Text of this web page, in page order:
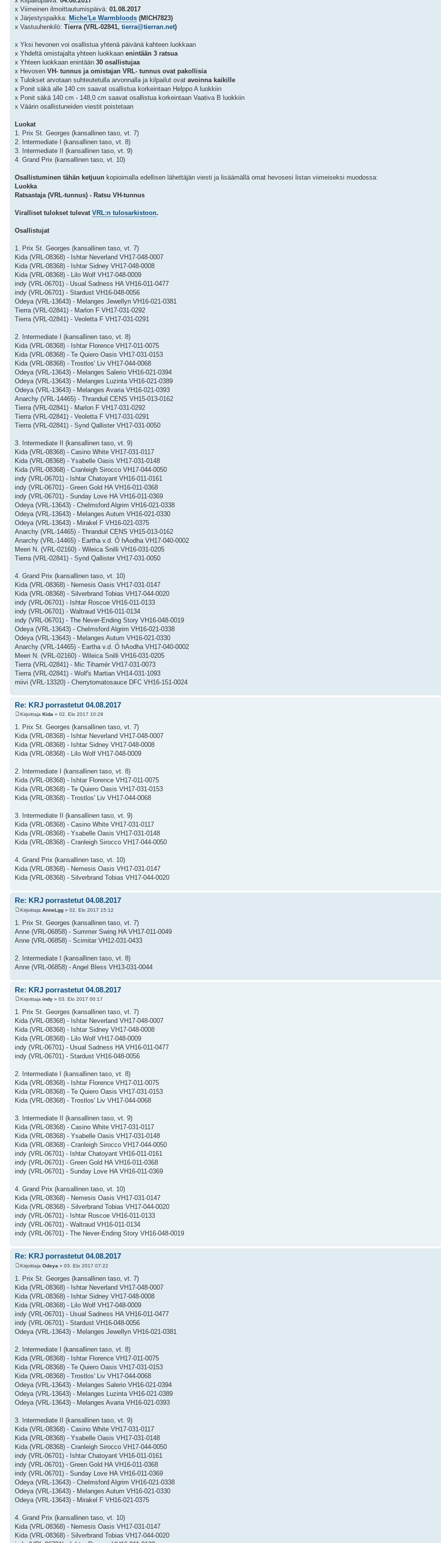
x Viimeinen ilmoittautumispäivä: 01.08.2017
x Järjestyspaikka: Miche'Le Warmbloods (MICH7823)
x Vastuuhenkilö: Tierra (VRL-02841, tierra@tierran.net)
x Yksi hevonen voi osallistua yhtenä päivänä kahteen luokkaan
x Yhdeltä omistajalta yhteen luokkaan enintään 3 ratsua
x Yhteen luokkaan enintään 30 osallistujaa
x Hevosen VH- tunnus ja omistajan VRL- tunnus ovat pakollisia
x Tulokset arvotaan suhteutetulla arvonnalla ja kilpailut ovat avoinna kaikille
x Ponit säkä alle 140 cm saavat osallistua korkeintaan Helppo A luokkiin
x Ponit säkä 140 cm - 148,0 cm saavat osallistua korkeintaan Vaativa B luokkiin
x Väärin osallistuneiden viestit poistetaan
Luokat
1. Prix St. Georges (kansallinen taso, vt. 7)
2. Intermediate I (kansallinen taso, vt. 8)
3. Intermediate II (kansallinen taso, vt. 9)
4. Grand Prix (kansallinen taso, vt. 10)
Osallistuminen tähän ketjuun kopioimalla edellisen lähettäjän viesti ja lisäämällä omat hevosesi listan viimeiseksi muodossa:
Luokka
Ratsastaja (VRL-tunnus) - Ratsu VH-tunnus
Viralliset tulokset tulevat VRL:n tulosarkistoon.
Osallistujat
1. Prix St. Georges (kansallinen taso, vt. 7)
Kida (VRL-08368) - Ishtar Neverland VH17-048-0007
Kida (VRL-08368) - Ishtar Sidney VH17-048-0008
Kida (VRL-08368) - Lilo Wolf VH17-048-0009
indy (VRL-06701) - Usual Sadness HA VH16-011-0477
indy (VRL-06701) - Stardust VH16-048-0056
Odeya (VRL-13643) - Melanges Jewellyn VH16-021-0381
Tierra (VRL-02841) - Marlon F VH17-031-0292
Tierra (VRL-02841) - Veoletta F VH17-031-0291
2. Intermediate I (kansallinen taso, vt. 8)
Kida (VRL-08368) - Ishtar Florence VH17-011-0075
Kida (VRL-08368) - Te Quiero Oasis VH17-031-0153
Kida (VRL-08368) - Trostlos' Liv VH17-044-0068
Odeya (VRL-13643) - Melanges Salerio VH16-021-0394
Odeya (VRL-13643) - Melanges Luzinta VH16-021-0389
Odeya (VRL-13643) - Melanges Avaria VH16-021-0393
Anarchy (VRL-14465) - Thranduil CENS VH15-013-0162
Tierra (VRL-02841) - Marlon F VH17-031-0292
Tierra (VRL-02841) - Veoletta F VH17-031-0291
Tierra (VRL-02841) - Synd Qallister VH17-031-0050
3. Intermediate II (kansallinen taso, vt. 9)
Kida (VRL-08368) - Casino White VH17-031-0117
Kida (VRL-08368) - Ysabelle Oasis VH17-031-0148
Kida (VRL-08368) - Cranleigh Sirocco VH17-044-0050
indy (VRL-06701) - Ishtar Chatoyant VH16-011-0161
indy (VRL-06701) - Green Gold HA VH16-011-0368
indy (VRL-06701) - Sunday Love HA VH16-011-0369
Odeya (VRL-13643) - Chelmsford Algrim VH16-021-0338
Odeya (VRL-13643) - Melanges Autum VH16-021-0330
Odeya (VRL-13643) - Mirakel F VH16-021-0375
Anarchy (VRL-14465) - Thranduil CENS VH15-013-0162
Anarchy (VRL-14465) - Eartha v.d. Ó hAodha VH17-040-0002
Meeri N. (VRL-02160) - Wileica Snilli VH16-031-0205
Tierra (VRL-02841) - Synd Qallister VH17-031-0050
4. Grand Prix (kansallinen taso, vt. 10)
Kida (VRL-08368) - Nemesis Oasis VH17-031-0147
Kida (VRL-08368) - Silverbrand Tobias VH17-044-0020
indy (VRL-06701) - Ishtar Roscoe VH16-011-0133
indy (VRL-06701) - Waltraud VH16-011-0134
indy (VRL-06701) - The Never-Ending Story VH16-048-0019
Odeya (VRL-13643) - Chelmsford Algrim VH16-021-0338
Odeya (VRL-13643) - Melanges Autum VH16-021-0330
Anarchy (VRL-14465) - Eartha v.d. Ó hAodha VH17-040-0002
Meeri N. (VRL-02160) - Wileica Snilli VH16-031-0205
Tierra (VRL-02841) - Mic Tihamér VH17-031-0073
Tierra (VRL-02841) - Wolf's Martian VH14-031-1093
miivi (VRL-13320) - Cherrytomatosauce DFC VH16-151-0024
Re: KRJ porrastetut 04.08.2017
Kirjoittaja Kida » 02. Elo 2017 10:28
1. Prix St. Georges (kansallinen taso, vt. 7)
Kida (VRL-08368) - Ishtar Neverland VH17-048-0007
Kida (VRL-08368) - Ishtar Sidney VH17-048-0008
Kida (VRL-08368) - Lilo Wolf VH17-048-0009
2. Intermediate I (kansallinen taso, vt. 8)
Kida (VRL-08368) - Ishtar Florence VH17-011-0075
Kida (VRL-08368) - Te Quiero Oasis VH17-031-0153
Kida (VRL-08368) - Trostlos' Liv VH17-044-0068
3. Intermediate II (kansallinen taso, vt. 9)
Kida (VRL-08368) - Casino White VH17-031-0117
Kida (VRL-08368) - Ysabelle Oasis VH17-031-0148
Kida (VRL-08368) - Cranleigh Sirocco VH17-044-0050
4. Grand Prix (kansallinen taso, vt. 10)
Kida (VRL-08368) - Nemesis Oasis VH17-031-0147
Kida (VRL-08368) - Silverbrand Tobias VH17-044-0020
Re: KRJ porrastetut 04.08.2017
Kirjoittaja AnneLgg » 02. Elo 2017 15:12
1. Prix St. Georges (kansallinen taso, vt. 7)
Anne (VRL-06858) - Summer Swing HA VH17-011-0049
Anne (VRL-06858) - Scimitar VH12-031-0433
2. Intermediate I (kansallinen taso, vt. 8)
Anne (VRL-06858) - Angel Bless VH13-031-0044
Re: KRJ porrastetut 04.08.2017
Kirjoittaja indy » 03. Elo 2017 00:17
1. Prix St. Georges (kansallinen taso, vt. 7)
Kida (VRL-08368) - Ishtar Neverland VH17-048-0007
Kida (VRL-08368) - Ishtar Sidney VH17-048-0008
Kida (VRL-08368) - Lilo Wolf VH17-048-0009
indy (VRL-06701) - Usual Sadness HA VH16-011-0477
indy (VRL-06701) - Stardust VH16-048-0056
2. Intermediate I (kansallinen taso, vt. 8)
Kida (VRL-08368) - Ishtar Florence VH17-011-0075
Kida (VRL-08368) - Te Quiero Oasis VH17-031-0153
Kida (VRL-08368) - Trostlos' Liv VH17-044-0068
3. Intermediate II (kansallinen taso, vt. 9)
Kida (VRL-08368) - Casino White VH17-031-0117
Kida (VRL-08368) - Ysabelle Oasis VH17-031-0148
Kida (VRL-08368) - Cranleigh Sirocco VH17-044-0050
indy (VRL-06701) - Ishtar Chatoyant VH16-011-0161
indy (VRL-06701) - Green Gold HA VH16-011-0368
indy (VRL-06701) - Sunday Love HA VH16-011-0369
4. Grand Prix (kansallinen taso, vt. 10)
Kida (VRL-08368) - Nemesis Oasis VH17-031-0147
Kida (VRL-08368) - Silverbrand Tobias VH17-044-0020
indy (VRL-06701) - Ishtar Roscoe VH16-011-0133
indy (VRL-06701) - Waltraud VH16-011-0134
indy (VRL-06701) - The Never-Ending Story VH16-048-0019
Re: KRJ porrastetut 04.08.2017
Kirjoittaja Odeya » 03. Elo 2017 07:22
1. Prix St. Georges (kansallinen taso, vt. 7)
Kida (VRL-08368) - Ishtar Neverland VH17-048-0007
Kida (VRL-08368) - Ishtar Sidney VH17-048-0008
Kida (VRL-08368) - Lilo Wolf VH17-048-0009
indy (VRL-06701) - Usual Sadness HA VH16-011-0477
indy (VRL-06701) - Stardust VH16-048-0056
Odeya (VRL-13643) - Melanges Jewellyn VH16-021-0381
2. Intermediate I (kansallinen taso, vt. 8)
Kida (VRL-08368) - Ishtar Florence VH17-011-0075
Kida (VRL-08368) - Te Quiero Oasis VH17-031-0153
Kida (VRL-08368) - Trostlos' Liv VH17-044-0068
Odeya (VRL-13643) - Melanges Salerio VH16-021-0394
Odeya (VRL-13643) - Melanges Luzinta VH16-021-0389
Odeya (VRL-13643) - Melanges Avaria VH16-021-0393
3. Intermediate II (kansallinen taso, vt. 9)
Kida (VRL-08368) - Casino White VH17-031-0117
Kida (VRL-08368) - Ysabelle Oasis VH17-031-0148
Kida (VRL-08368) - Cranleigh Sirocco VH17-044-0050
indy (VRL-06701) - Ishtar Chatoyant VH16-011-0161
indy (VRL-06701) - Green Gold HA VH16-011-0368
indy (VRL-06701) - Sunday Love HA VH16-011-0369
Odeya (VRL-13643) - Chelmsford Algrim VH16-021-0338
Odeya (VRL-13643) - Melanges Autum VH16-021-0330
Odeya (VRL-13643) - Mirakel F VH16-021-0375
4. Grand Prix (kansallinen taso, vt. 10)
Kida (VRL-08368) - Nemesis Oasis VH17-031-0147
Kida (VRL-08368) - Silverbrand Tobias VH17-044-0020